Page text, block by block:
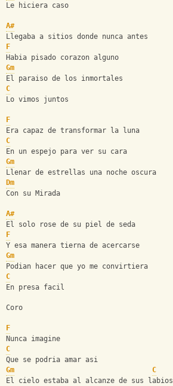
Le hiciera caso
A#
Llegaba a sitios donde nunca antes
F
Habia pisado corazon alguno
Gm
El paraiso de los inmortales
C
Lo vimos juntos
F
Era capaz de transformar la luna
C
En un espejo para ver su cara
Gm
Llenar de estrellas una noche oscura
Dm
Con su Mirada
A#
El solo rose de su piel de seda
F
Y esa manera tierna de acercarse
Gm
Podian hacer que yo me convirtiera
C
En presa facil
Coro
F
Nunca imagine
C
Que se podria amar asi
Gm
C
El cielo estaba al alcanze de sus labios